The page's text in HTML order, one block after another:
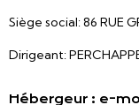
Siège social: 86 RUE
Dirigeant:
Hébergeur : e-